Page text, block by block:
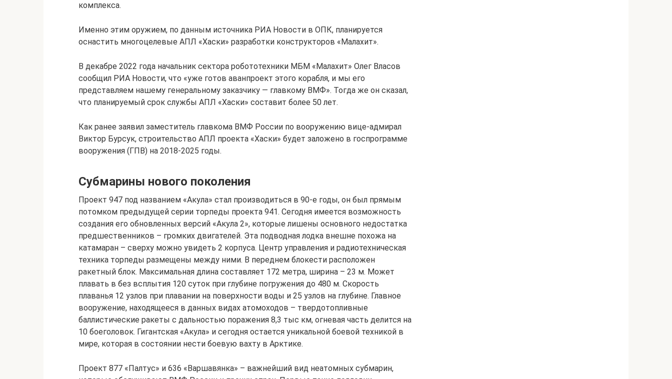
комплекса.
Именно этим оружием, по данным источника РИА Новости в ОПК, планируется
оснастить многоцелевые АПЛ «Хаски» разработки конструкторов «Малахит».
В декабре 2022 года начальник сектора робототехники МБМ «Малахит» Олег Власов
сообщил РИА Новости, что «уже готов аванпроект этого корабля, и мы его
представляем нашему генеральному заказчику — главкому ВМФ». Тогда же он сказал,
что планируемый срок службы АПЛ «Хаски» составит более 50 лет.
Как ранее заявил заместитель главкома ВМФ России по вооружению вице-адмирал
Виктор Бурсук, строительство АПЛ проекта «Хаски» будет заложено в госпрограмме
вооружения (ГПВ) на 2018-2025 годы.
Субмарины нового поколения
Проект 947 под названием «Акула» стал производиться в 90-е годы, он был прямым
потомком предыдущей серии торпеды проекта 941. Сегодня имеется возможность
создания его обновленных версий «Акула 2», которые лишены основного недостатка
предшественников – громких двигателей. Эта подводная лодка внешне похожа на
катамаран – сверху можно увидеть 2 корпуса. Центр управления и радиотехническая
техника торпеды размещены между ними. В переднем блокести расположен
ракетный блок. Максимальная длина составляет 172 метра, ширина – 23 м. Может
плавать в без всплытия 120 суток при глубине погружения до 480 м. Скорость
плаванья 12 узлов при плавании на поверхности воды и 25 узлов на глубине. Главное
вооружение, находящееся в данных видах атомоходов – твердотопливные
баллистические ракеты с дальностью поражения 8,3 тыс км, огневая часть делится на
10 боеголовок. Гигантская «Акула» и сегодня остается уникальной боевой техникой в
мире, которая в состоянии нести боевую вахту в Арктике.
Проект 877 «Палтус» и 636 «Варшавянка» – важнейший вид неатомных субмарин,